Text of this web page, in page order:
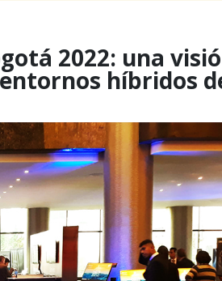
2022: una
híbridos